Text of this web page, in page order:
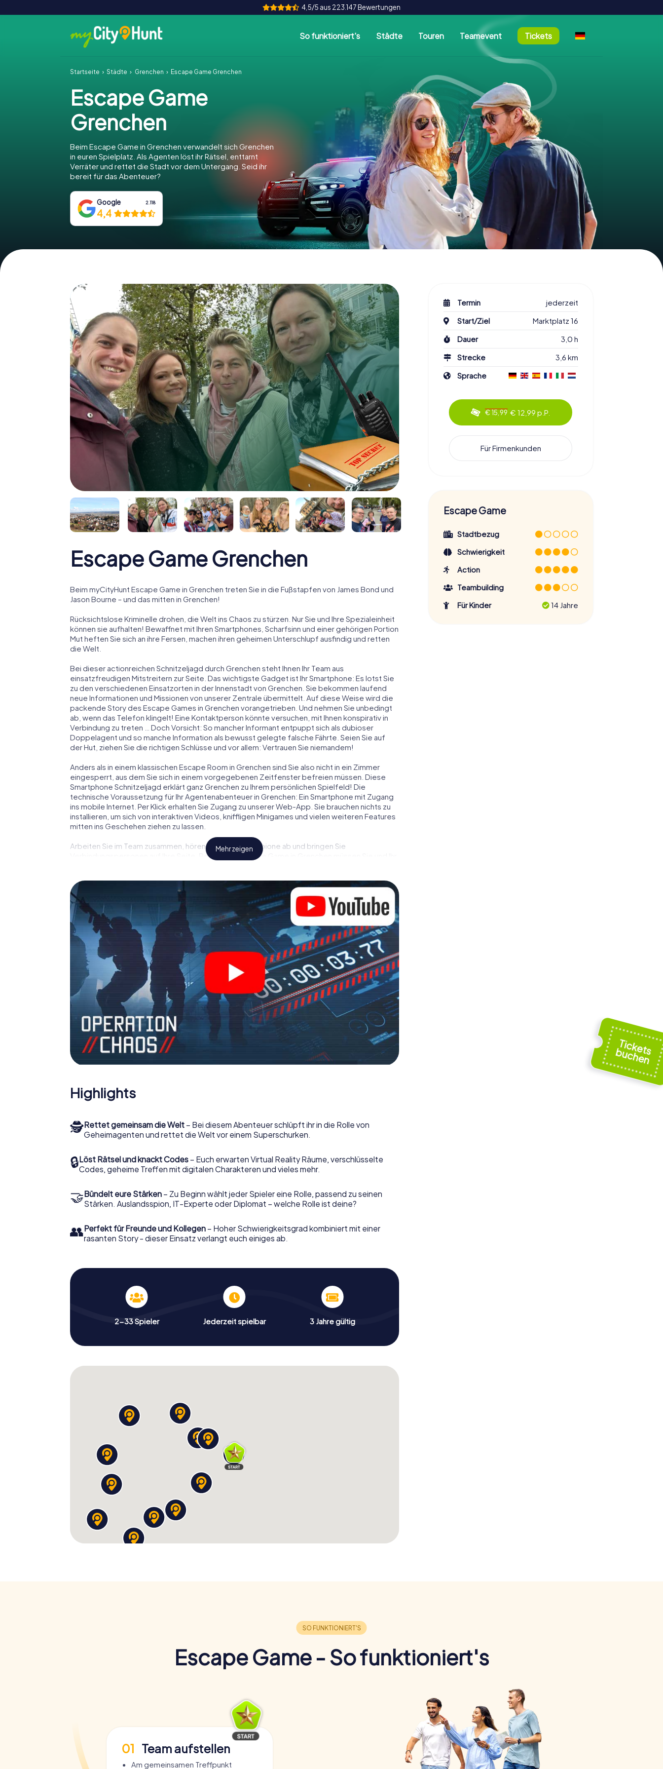
4,5/5 aus 223.147 Bewertungen
So funktioniert's Städte Touren Teamevent Tickets
Startseite Städte Grenchen Escape Game Grenchen
Escape Game
Grenchen
Beim Escape Game in Grenchen verwandelt sich Grenchen
in euren Spielplatz. Als Agenten löst ihr Rätsel, enttarnt
Verräter und rettet die Stadt vor dem Untergang. Seid ihr
bereit für das Abenteuer?
Google 2.118
4,4
Escape Game Grenchen
Beim myCityHunt Escape Game in Grenchen treten Sie in die Fußstapfen von James Bond und
Jason Bourne – und das mitten in Grenchen!
Rücksichtslose Kriminelle drohen, die Welt ins Chaos zu stürzen. Nur Sie und Ihre Spezialeinheit
können sie aufhalten! Bewaffnet mit Ihren Smartphones, Scharfsinn und einer gehörigen Portion
Mut heften Sie sich an ihre Fersen, machen ihren geheimen Unterschlupf ausfindig und retten
die Welt.
Bei dieser actionreichen Schnitzeljagd durch Grenchen steht Ihnen Ihr Team aus
einsatzfreudigen Mitstreitern zur Seite. Das wichtigste Gadget ist Ihr Smartphone: Es lotst Sie
zu den verschiedenen Einsatzorten in der Innenstadt von Grenchen. Sie bekommen laufend
neue Informationen und Missionen von unserer Zentrale übermittelt. Auf diese Weise wird die
packende Story des Escape Games in Grenchen vorangetrieben. Und nehmen Sie unbedingt
ab, wenn das Telefon klingelt! Eine Kontaktperson könnte versuchen, mit Ihnen konspirativ in
Verbindung zu treten … Doch Vorsicht: So mancher Informant entpuppt sich als dubioser
Doppelagent und so manche Information als bewusst gelegte falsche Fährte. Seien Sie auf
der Hut, ziehen Sie die richtigen Schlüsse und vor allem: Vertrauen Sie niemandem!
Anders als in einem klassischen Escape Room in Grenchen sind Sie also nicht in ein Zimmer
eingesperrt, aus dem Sie sich in einem vorgegebenen Zeitfenster befreien müssen. Diese
Smartphone Schnitzeljagd erklärt ganz Grenchen zu Ihrem persönlichen Spielfeld! Die
technische Voraussetzung für Ihr Agentenabenteuer in Grenchen: Ein Smartphone mit Zugang
ins mobile Internet. Per Klick erhalten Sie Zugang zu unserer Web-App. Sie brauchen nichts zu
installieren, um sich von interaktiven Videos, kniffligen Minigames und vielen weiteren Features
mitten ins Geschehen ziehen zu lassen.
Arbeiten Sie im Team zusammen, hören Sie feindliche Spione ab und bringen Sie
Verbindungspersonen auf Ihre Seite. Bei diesem Escape Game in Grenchen müssen Sie und Ihr
Team im Highscore von Grenchen und erhalten Zugang zu Ihrer ganz persönlichen Bildergalerie.
Das myCityHunt Escape Game macht Grenchen zu Ihrem ganz persönlichen Erlebnisspielplatz.
Holen Sie sich Ihre Tickets in die Welt der Spionage und Geheimagenten und verwandeln Sie
Grenchen in einen Outdoor Escape Room!
Mehr zeigen
Highlights
🕵Rettet gemeinsam die Welt – Bei diesem Abenteuer schlüpft ihr in die Rolle von
Geheimagenten und rettet die Welt vor einem Superschurken.
🔒Löst Rätsel und knackt Codes – Euch erwarten Virtual Reality Räume, verschlüsselte
Codes, geheime Treffen mit digitalen Charakteren und vieles mehr.
🤝Bündelt eure Stärken – Zu Beginn wählt jeder Spieler eine Rolle, passend zu seinen
Stärken. Auslandsspion, IT-Experte oder Diplomat – welche Rolle ist deine?
👥Perfekt für Freunde und Kollegen – Hoher Schwierigkeitsgrad kombiniert mit einer
rasanten Story - dieser Einsatz verlangt euch einiges ab.
2-33 Spieler Jederzeit spielbar 3 Jahre gültig
Termin
jederzeit
Start/Ziel
Marktplatz 16
Dauer
3,0 h
Strecke
3,6 km
Sprache
€ 15,99 € 12,99 p.P.
Für Firmenkunden
Escape Game
Stadtbezug
Schwierigkeit
Action
Teambuilding
Für Kinder
14 Jahre
Escape Game - So funktioniert's
01 Team aufstellen
Am gemeinsamen Treffpunkt